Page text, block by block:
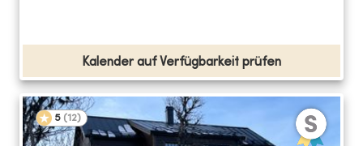
Kalender auf Verfügbarkeit prüfen
5 (12)